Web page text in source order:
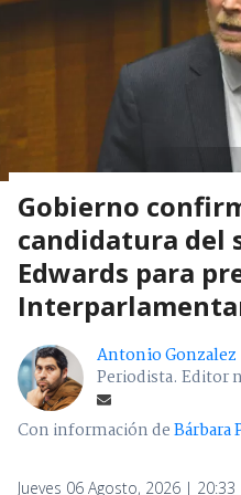
Gobierno
candidatura del
Edwards para
Antonio Gonzalez
Periodista. Editor
Con información deBárbara
Jueves 06 Agosto, 2026 | 20:33